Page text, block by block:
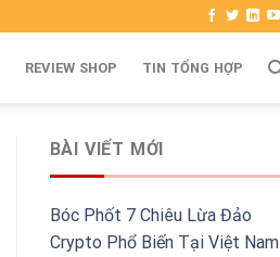
REVIEW SHOP TIN TỔNG HỢP
BÀI VIẾT MỚI
Bóc Phốt 7 Chiêu Lừa Đảo
Crypto Phổ Biến Tại Việt Nam